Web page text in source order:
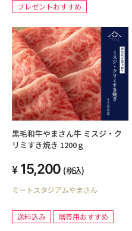
プレゼントおすすめ
黒毛和牛やまさん牛 ミスジ・ク
リミすき焼き 1200ｇ
15,200 (税込)
ミートスタジアムやまさん
送料込み 贈答用おすすめ